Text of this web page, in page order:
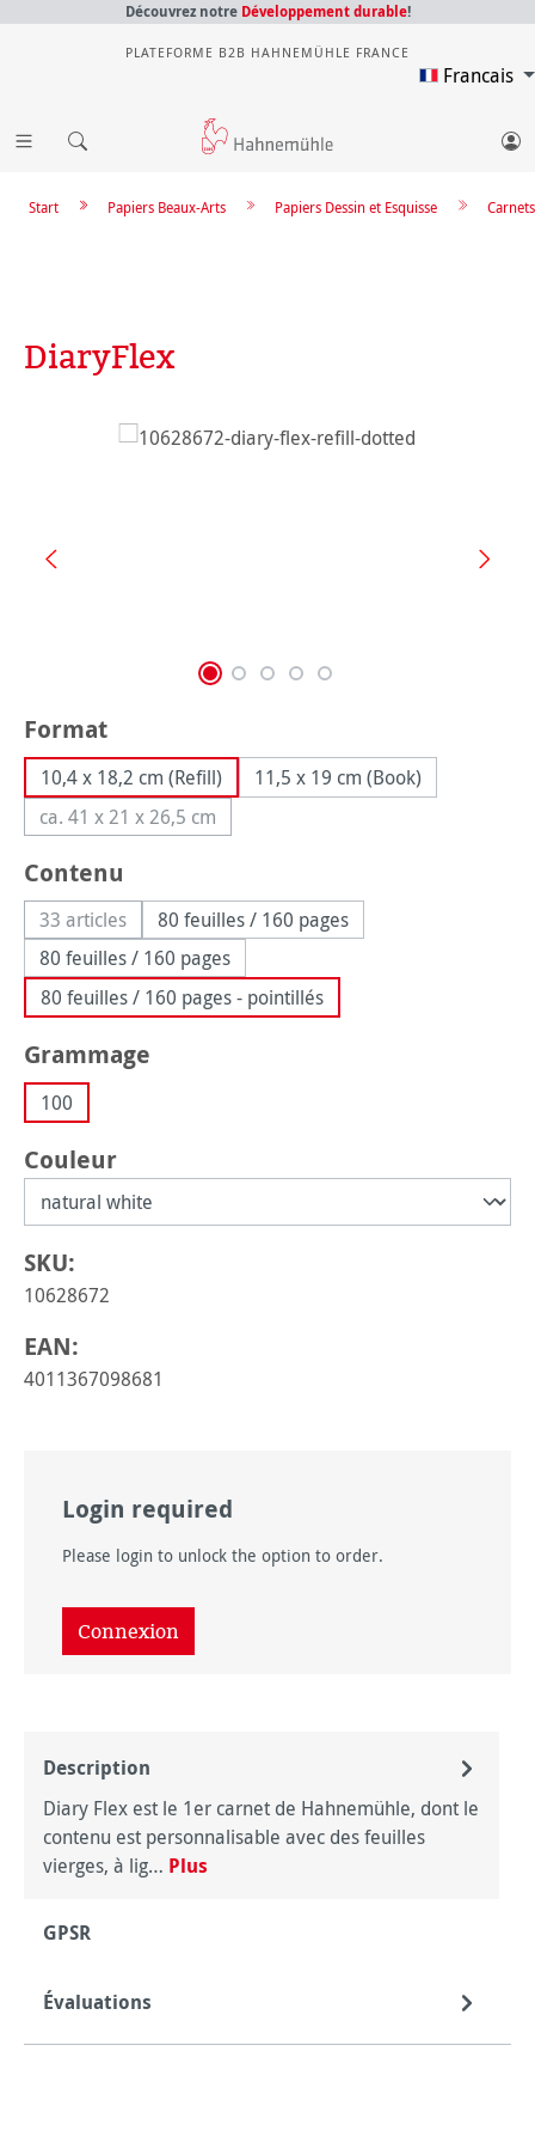
Découvrez notre Développement durable!
PLATEFORME B2B HAHNEMÜHLE FRANCE
Francais
Carnets
Papiers Dessin et Esquisse
Papiers Beaux-Arts
Start
DiaryFlex
Ignorer la galerie d'images
Sélectionnez
Format
10,4 x 18,2 cm (Refill)
11,5 x 19 cm (Book)
ca. 41 x 21 x 26,5 cm(Cette option n'est pas disponible pour le moment.)
Sélectionnez
Contenu
33 articles(Cette option n'est pas disponible pour le moment.)
80 feuilles / 160 pages
80 feuilles / 160 pages
80 feuilles / 160 pages - pointillés
Sélectionnez
Grammage
100
Sélectionnez
Couleur
SKU:
10628672
EAN:
4011367098681
Login required
Please login to unlock the option to order.
Connexion
Description
Diary Flex est le 1er carnet de Hahnemühle, dont le
contenu est personnalisable avec des feuilles
vierges, à lig… Plus
GPSR
Évaluations